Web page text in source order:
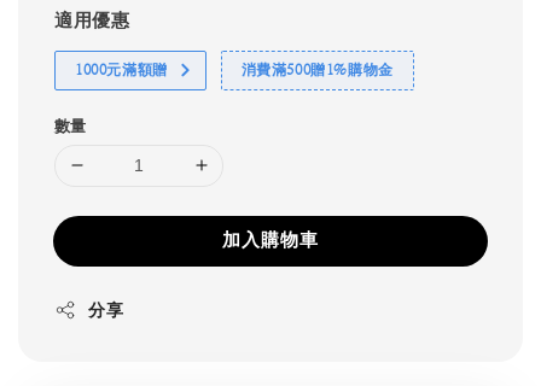
適用優惠
1000元滿額贈 消費滿500贈1%購物金
數量
加入購物車
分享